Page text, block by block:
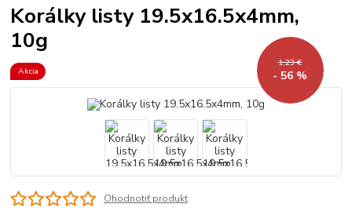
Korálky listy 19.5x16.5x4mm,
10g
Akcia
1,23 €
- 56 %
Ohodnotiť produkt